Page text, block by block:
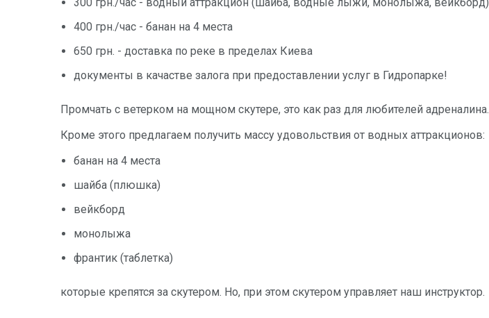
400 грн./час - банан на 4 места
650 грн. - доставка по реке в пределах Киева
документы в качастве залога при предоставлении услуг в Гидропарке!
Промчать с ветерком на мощном скутере, это как раз для любителей адреналина.
Кроме этого предлагаем получить массу удовольствия от водных аттракционов:
банан на 4 места
шайба (плюшка)
вейкборд
монолыжа
франтик (таблетка)
которые крепятся за скутером. Но, при этом скутером управляет наш инструктор.